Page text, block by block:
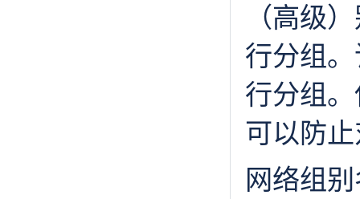
（高级
行分组
行分组
可以防
网络组